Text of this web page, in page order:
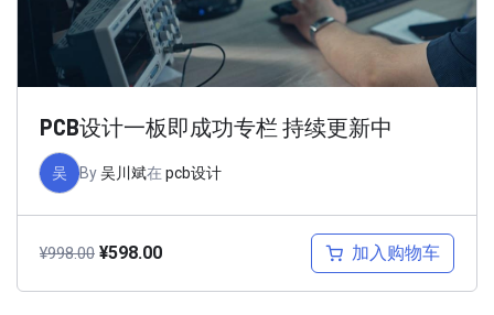
PCB设计一板即成功专栏 持续更新中
吴 By吴川斌在 pcb设计
¥998.00 ¥598.00 加入购物车